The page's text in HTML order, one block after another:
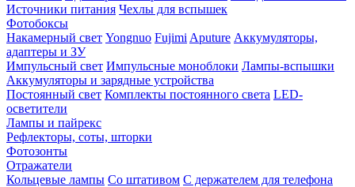
Источники питания Чехлы для вспышек
Фотобоксы
Накамерный свет Yongnuo Fujimi Aputure Аккумуляторы,
адаптеры и ЗУ
Импульсный свет Импульсные моноблоки Лампы-вспышки
Аккумуляторы и зарядные устройства
Постоянный свет Комплекты постоянного света LED-
осветители
Лампы и пайрекс
Рефлекторы, соты, шторки
Фотозонты
Отражатели
Кольцевые лампы Со штативом С держателем для телефона